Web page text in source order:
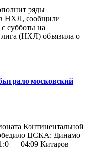
ряды
в НХЛ, сообщили
субботы на
лига (НХЛ) объявила о
московский
Континентальной
ЦСКА: Динамо
— 04:09 Китаров